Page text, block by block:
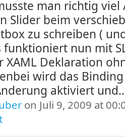
man richtig viel
Slider beim
zu schreiben (
funktioniert nun mit
XAML Deklaration
wird das
aktiviert
on Juli 9, 2009 at